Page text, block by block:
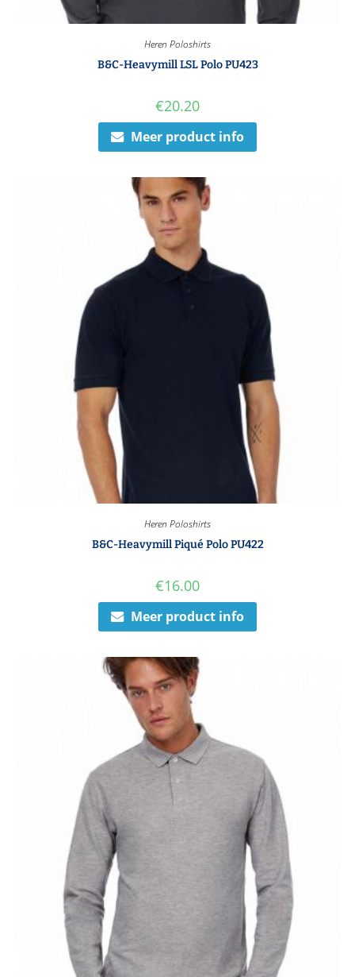
Heren Poloshirts
B&C-Heavymill LSL Polo PU423
€20.20
Meer product info
Heren Poloshirts
B&C-Heavymill Piqué Polo PU422
€16.00
Meer product info